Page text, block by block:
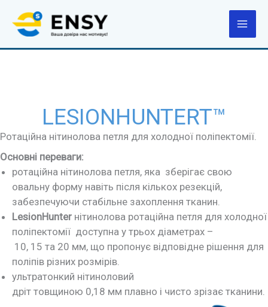
вмісту
LESIONHUNTERT™
Ротаційна нітинолова петля для холодної поліпектомії.
Основні переваги:
ротаційна нітинолова петля, яка зберігає свою
овальну форму навіть після кількох резекцій,
забезпечуючи стабільне захоплення тканин.
LesionHunter нітинолова ротаційна петля для холодної
поліпектомії доступна у трьох діаметрах –
10, 15 та 20 мм, що пропонує відповідне рішення для
поліпів різних розмірів.
ультратонкий нітиноловий
дріт товщиною 0,18 мм плавно і чисто зрізає тканини.